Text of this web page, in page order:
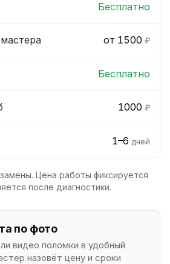
Бесплатно
от 1500 ₽
Бесплатно
1000 ₽
1–6 дней
Цена работы фиксируется
после диагностики.
по фото
видео поломки в удобный
назовёт цену и сроки